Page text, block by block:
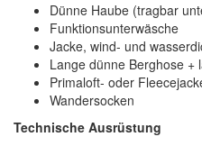
Dünne Haube (tragbar
Funktionsunterwäsche
Jacke, wind- und
Lange dünne Berghose +
Primaloft- oder
Wandersocken
Technische Ausrüstung